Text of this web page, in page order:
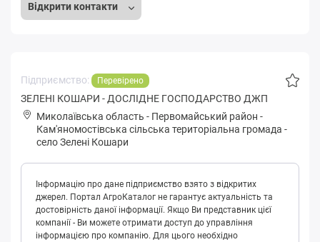
Відкрити контакти
Підприємство: Перевірено
ЗЕЛЕНІ КОШАРИ - ДОСЛІДНЕ ГОСПОДАРСТВО ДЖП
Миколаївська область - Первомайський район -
Кaм'янoмoстівськa сільська територіальна громада -
село Зелені Кошари
Інформацію про дане підприємство взято з відкритих
джерел. Портал АгроКаталог не гарантує актуальність та
достовірність даної інформації. Якщо Ви представник цієї
компанії - Ви можете отримати доступ до управління
інформацією про компанію. Для цього необхідно